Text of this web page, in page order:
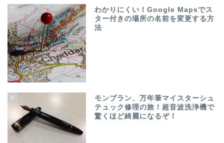
7
わかりにくい！Google Mapsでス
ター付きの場所の名前を変更する方
法
8
モンブラン、万年筆マイスターシュ
テュック修理の旅！超音波洗浄機で
驚くほど綺麗になるぞ！